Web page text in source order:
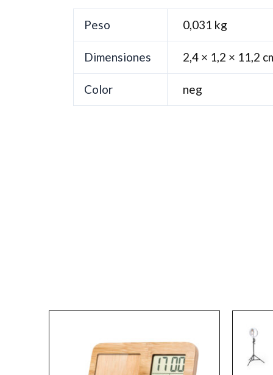
Peso 0,031 kg
Dimensiones 2,4 × 1,2 × 11,2
Color neg